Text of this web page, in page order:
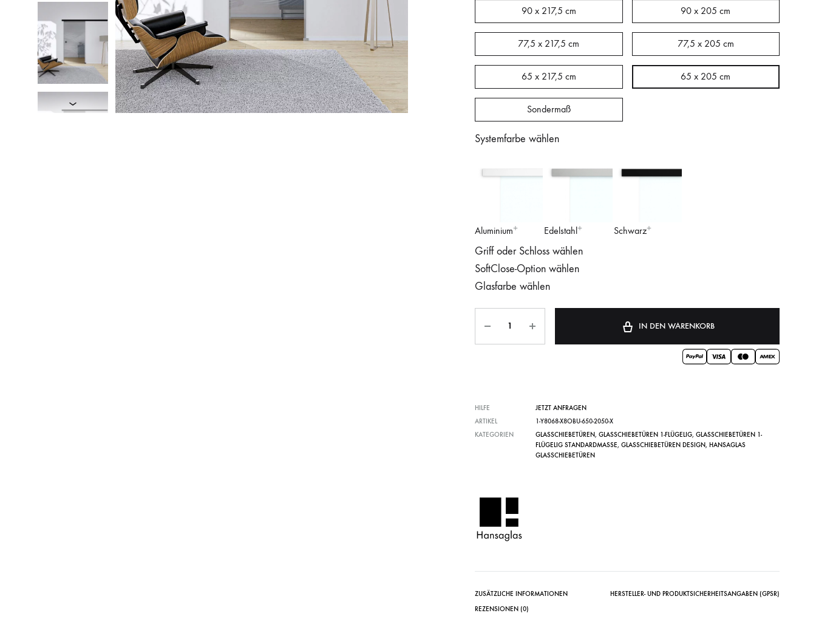
90 x 217,5 cm 90 x 205 cm
77,5 x 217,5 cm 77,5 x 205 cm
65 x 217,5 cm 65 x 205 cm
Sondermaß
Systemfarbe wählen
Aluminium Edelstahl Schwarz
Griff oder Schloss wählen
SoftClose-Option wählen
Glasfarbe wählen
IN DEN WARENKORB
HILFE
JETZT ANFRAGEN
ARTIKEL
1-Y8068-X8OBU-650-2050-X
KATEGORIEN
GLASSCHIEBETÜREN, GLASSCHIEBETÜREN 1-FLÜGELIG, GLASSCHIEBETÜREN 1-
FLÜGELIG STANDARDMASSE , GLASSCHIEBETÜREN DESIGN, HANSAGLAS
GLASSCHIEBETÜREN
ZUSÄTZLICHE INFORMATIONEN
HERSTELLER- UND PRODUKTSICHERHEITSANGABEN (GPSR)
REZENSIONEN (0)